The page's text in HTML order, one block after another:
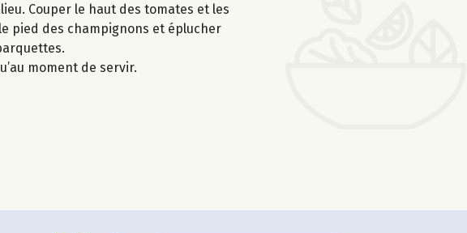
Couper le haut des tomates et les
pied des champignons et éplucher
moment de servir.